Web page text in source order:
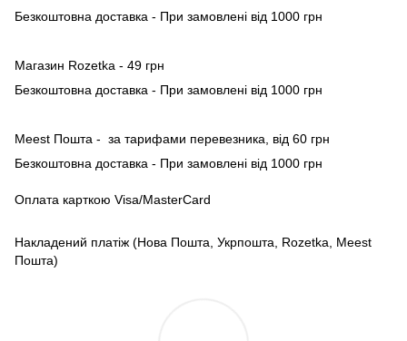
Безкоштовна доставка - При замовлені від 1000 грн
Магазин Rozetka - 49 грн
Безкоштовна доставка - При замовлені від 1000 грн
Meest Пошта - за тарифами перевезника, від 60 грн
Безкоштовна доставка - При замовлені від 1000 грн
Оплата карткою Visa/MasterCard
Накладений платіж (Нова Пошта, Укрпошта, Rozetka, Meest
Пошта)